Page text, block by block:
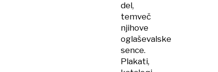
del,
temveč
njihove
oglaševalske
sence.
Plakati,